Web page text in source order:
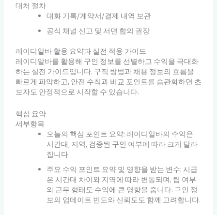
대처 절차
대화 기록/계약서/결제 내역 보관
공식 채널 신고 및 서면 합의 권장
레이디알바 활용 요약과 실전 적용 가이드
레이디알바를 활용해 구인 정보를 선별하고 수익을 극대화
하는 실전 가이드입니다. 구직 방법과 채용 정보의 흐름을
빠르게 파악하고, 안전 수칙과 비교 포인트를 습관화하면 초
보자도 안정적으로 시작할 수 있습니다.
핵심 요약
세부항목
오늘의 핵심 포인트 요약: 레이디알바의 수익은
시간대, 지역, 검증된 구인 여부에 따라 크게 달라
집니다.
주요 수익 포인트 요약 및 영향을 받는 변수: 시급
은 시간대 차이와 지역에 따라 변동되며, 팁 여부
와 근무 형태도 수익에 큰 영향을 줍니다. 구인 정
보의 업데이트 빈도와 신뢰도도 함께 고려합니다.